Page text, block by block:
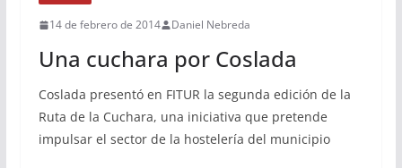
14 de febrero de 2014 Daniel Nebreda
Una cuchara por Coslada
Coslada presentó en FITUR la segunda edición de la
Ruta de la Cuchara, una iniciativa que pretende
impulsar el sector de la hostelería del municipio